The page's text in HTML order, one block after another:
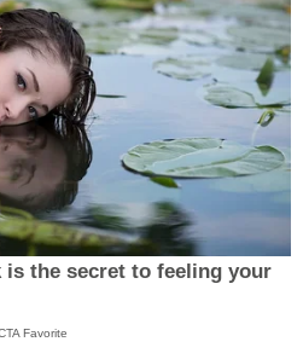
the secret to feeling your
Favorite